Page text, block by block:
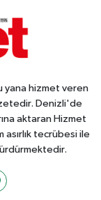
yana hizmet veren
Denizli'de
aktaran Hizmet
asırlık tecrübesi ile